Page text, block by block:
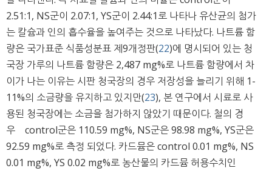
2.51:1, NS군이 2.07:1, YS군이 2.44:1로 나타나 유산균의 첨가
는 칼슘과 인의 흡수율을 높여주는 것으로 나타났다. 나트륨 함
량은 국가표준 식품성분표 제9개정판(22)에 명시되어 있는 청
국장 가루의 나트륨 함량은 2,487 mg%로 나트륨 함량에서 차
이가 나는 이유는 시판 청국장의 경우 저장성을 늘리기 위해 1-
11%의 소금량을 유지하고 있지만(23), 본 연구에서 시료로 사
용된 청국장에는 소금을 첨가하지 않았기 때문이다. 철의 경
우 control군은 110.59 mg%, NS군은 98.98 mg%, YS군은
92.59 mg%로 측정 되었다. 카드뮴은 control 0.01 mg%, NS
0.01 mg%, YS 0.02 mg%로 농산물의 카드뮴 허용수치인